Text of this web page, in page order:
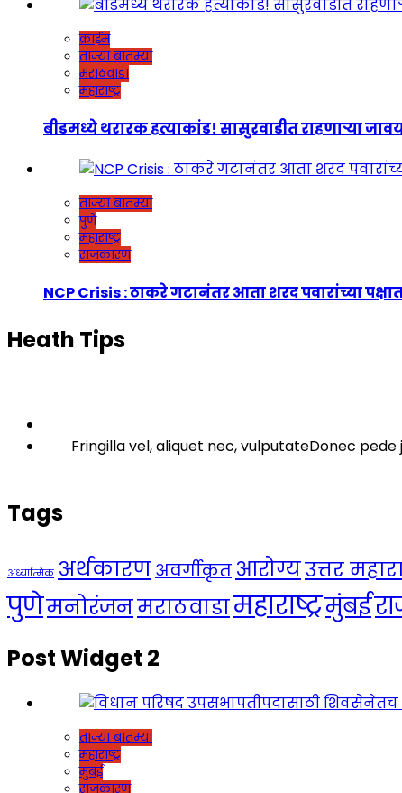
क्राईम
ताज्या बातम्या
मराठवाडा
महाराष्ट्र
बीडमध्ये थरारक हत्याकांड! सासुरवाडीत राहणाऱ्या
ताज्या बातम्या
पुणे
महाराष्ट्र
राजकारण
NCP Crisis : ठाकरे गटानंतर आता शरद पवारांच्या
Heath Tips
Fringilla vel, aliquet nec, vulputateDonec
Tags
अध्यात्मिक अर्थकारणअवर्गीकृत आरोग्यउत्तर
पुणेमनोरंजनमराठवाडामहाराष्ट्रमुंबई
Post Widget 2
ताज्या बातम्या
महाराष्ट्र
मुंबई
राजकारण